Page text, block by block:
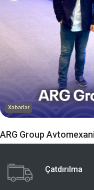
Xəbərlər
ARG Group
Çatdırılma